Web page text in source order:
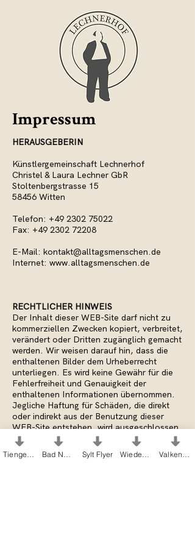
Impressum
HERAUSGEBERIN
Künstlergemeinschaft Lechnerhof
Christel & Laura Lechner GbR
Stoltenbergstrasse 15
58456 Witten
Telefon: +49 2302 75022
Fax: +49 2302 72208
E-Mail: kontakt@alltagsmenschen.de
Internet: www.alltagsmenschen.de
RECHTLICHER HINWEIS
Der Inhalt dieser WEB-Site darf nicht zu
kommerziellen Zwecken kopiert, verbreitet,
verändert oder Dritten zugänglich gemacht
werden. Wir weisen darauf hin, dass die
enthaltenen Bilder dem Urheberrecht
unterliegen. Es wird keine Gewähr für die
Fehlerfreiheit und Genauigkeit der
enthaltenen Informationen übernommen.
Jegliche Haftung für Schäden, die direkt
oder indirekt aus der Benutzung dieser
WEB-Site entstehen, wird ausgeschlossen.
Es wird ferner darauf hingewiesen, dass
alle Seiten bzw. Seitenbestandteile dem
Urheberrecht des Autors unterliegen und
Sylt Flyer